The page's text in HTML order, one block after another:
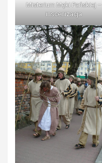
Misterium Męki Pańskiej –
inscenizacja